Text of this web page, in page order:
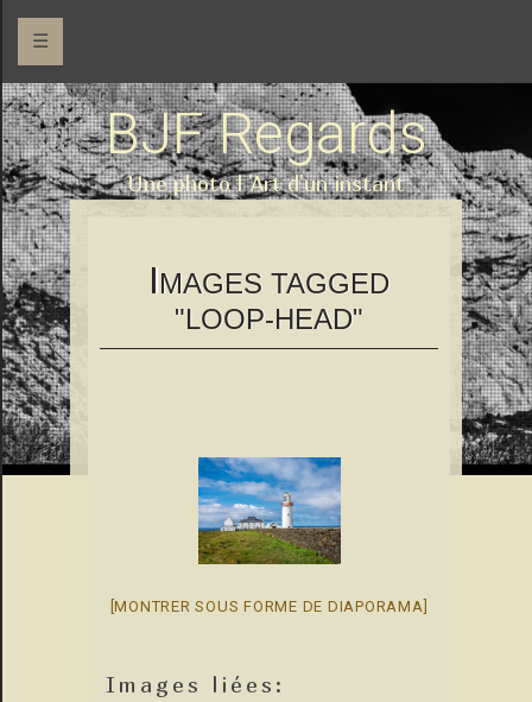
☰
BJF Regards
Une photo l 'Art d'un instant
IMAGES TAGGED
"LOOP-HEAD"
[MONTRER SOUS FORME DE DIAPORAMA]
Images liées: